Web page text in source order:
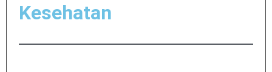
Kesehatan